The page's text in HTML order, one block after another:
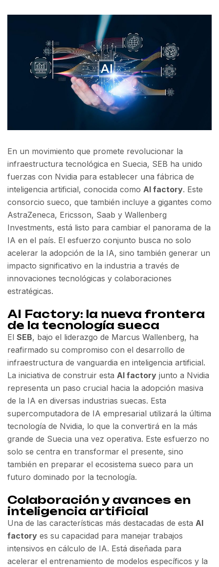
En un movimiento que promete revolucionar la
infraestructura tecnológica en Suecia, SEB ha unido
fuerzas con Nvidia para establecer una fábrica de
inteligencia artificial, conocida como AI factory. Este
consorcio sueco, que también incluye a gigantes como
AstraZeneca, Ericsson, Saab y Wallenberg
Investments, está listo para cambiar el panorama de la
IA en el país. El esfuerzo conjunto busca no solo
acelerar la adopción de la IA, sino también generar un
impacto significativo en la industria a través de
innovaciones tecnológicas y colaboraciones
estratégicas.
AI Factory: la nueva frontera
de la tecnología sueca
El SEB, bajo el liderazgo de Marcus Wallenberg, ha
reafirmado su compromiso con el desarrollo de
infraestructura de vanguardia en inteligencia artificial.
La iniciativa de construir esta AI factory junto a Nvidia
representa un paso crucial hacia la adopción masiva
de la IA en diversas industrias suecas. Esta
supercomputadora de IA empresarial utilizará la última
tecnología de Nvidia, lo que la convertirá en la más
grande de Suecia una vez operativa. Este esfuerzo no
solo se centra en transformar el presente, sino
también en preparar el ecosistema sueco para un
futuro dominado por la tecnología.
Colaboración y avances en
inteligencia artificial
Una de las características más destacadas de esta AI
factory es su capacidad para manejar trabajos
intensivos en cálculo de IA. Está diseñada para
acelerar el entrenamiento de modelos específicos y la